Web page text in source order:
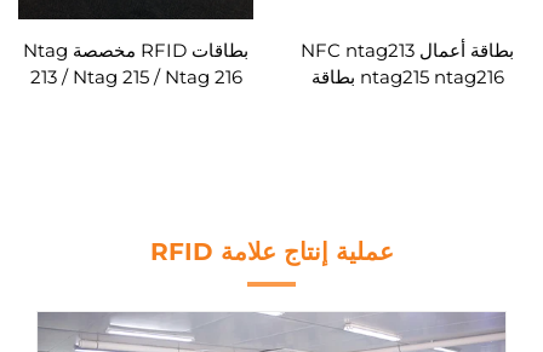
بطاقة أعمال NFC ntag213
ntag215 ntag216 بطاقة
بطاقات RFID مخصصة Ntag
213 / Ntag 215 / Ntag 216
عملية إنتاج علامة RFID